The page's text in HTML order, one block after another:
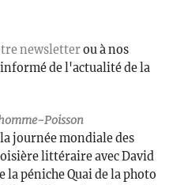
newsletterou à nos
de l'actualité de la
Poisson
journée mondiale des
littéraire avec David
la péniche Quai de la photo